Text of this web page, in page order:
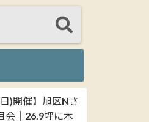
)開催】旭区Nさ
会｜26.9坪に木